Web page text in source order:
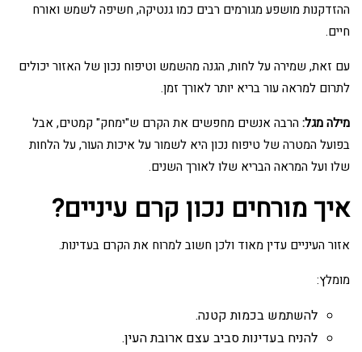
ההזדקנות מושפע מגורמים רבים כמו גנטיקה, חשיפה לשמש ואורח
חיים.
עם זאת, שמירה על לחות, הגנה מהשמש וטיפוח נכון של האזור יכולים
לתרום למראה עור בריא יותר לאורך זמן.
מילה מגל: הרבה אנשים מחפשים את הקרם ש"ימחק" קמטים, אבל
בפועל המטרה של טיפוח נכון היא לשמור על איכות העור, על הלחות
שלו ועל המראה הבריא שלו לאורך השנים.
איך מורחים נכון קרם עיניים?
אזור העיניים עדין מאוד ולכן חשוב למרוח את הקרם בעדינות.
מומלץ:
להשתמש בכמות קטנה.
להניח בעדינות סביב עצם ארובת העין.